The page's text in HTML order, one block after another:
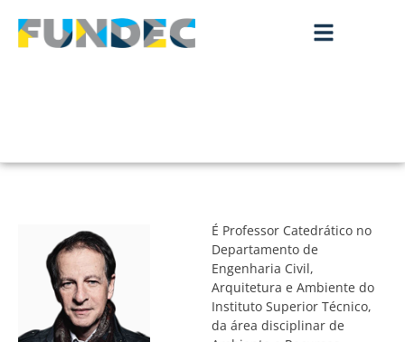
É Professor Catedrático no
Departamento de
Engenharia Civil,
Arquitetura e Ambiente do
Instituto Superior Técnico,
da área disciplinar de